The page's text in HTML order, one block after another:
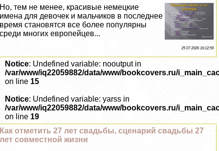
Но, тем не менее, красивые немецкие
имена для девочек и мальчиков в последнее
время становятся все более популярны
среди многих европейцев...
25 07 2026 16:12:59
Notice: Undefined variable: nooutput in
/var/www/iq22059882/data/www/bookcovers.ru/
on line 15
Notice: Undefined variable: yarss in
/var/www/iq22059882/data/www/bookcovers.ru/
on line 19
Как отметить 27 лет свадьбы, сценарий свадьбы 27
лет совместной жизни